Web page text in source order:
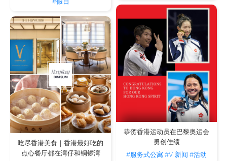
恭贺香港运动员在巴黎奥运会
勇创佳绩
#服务式公寓#V 新闻 #活动
吃尽香港美食｜香港最好吃的
点心餐厅都在湾仔和铜锣湾